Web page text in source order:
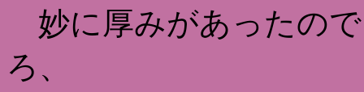
妙に厚みがあったの
ろ、